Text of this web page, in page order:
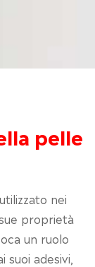
pelle
nei
proprietà
un ruolo
adesivi,